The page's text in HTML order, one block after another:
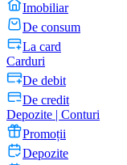
Imobiliar
De consum
La card
Carduri
De debit
De credit
Depozite | Conturi
Promoții
Depozite